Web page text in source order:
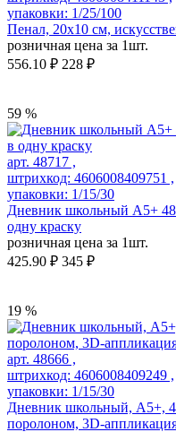
упаковки: 1/25/100
Пенал, 20x10 см,
розничная цена за 1шт.
556.10 ₽ 228 ₽
59 %
арт. 48717 ,
штрихкод: 4606008409751 ,
упаковки: 1/15/30
Дневник школьный А5+
одну краску
розничная цена за 1шт.
425.90 ₽ 345 ₽
19 %
арт. 48666 ,
штрихкод: 4606008409249 ,
упаковки: 1/15/30
Дневник школьный, А5+,
поролоном, 3D-